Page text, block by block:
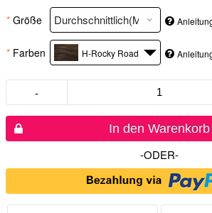
* Größe
* Farben H-Rocky Road
-
In den Warenkorb
-ODER-